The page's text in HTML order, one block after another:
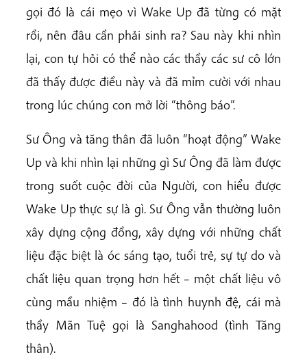
gọi đó là cái mẹo vì Wake Up đã từng có mặt
rồi, nên đâu cần phải sinh ra? Sau này khi nhìn
lại, con tự hỏi có thể nào các thầy các sư cô lớn
đã thấy được điều này và đã mỉm cười với nhau
trong lúc chúng con mở lời “thông báo”.
Sư Ông và tăng thân đã luôn “hoạt động” Wake
Up và khi nhìn lại những gì Sư Ông đã làm được
trong suốt cuộc đời của Người, con hiểu được
Wake Up thực sự là gì. Sư Ông vẫn thường luôn
xây dựng cộng đồng, xây dựng với những chất
liệu đặc biệt là óc sáng tạo, tuổi trẻ, sự tự do và
chất liệu quan trọng hơn hết – một chất liệu vô
cùng mầu nhiệm – đó là tình huynh đệ, cái mà
thầy Mãn Tuệ gọi là Sanghahood (tình Tăng
thân).